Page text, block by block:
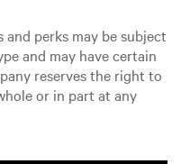
perks may be subject
and may have certain
reserves the right to
or in part at any